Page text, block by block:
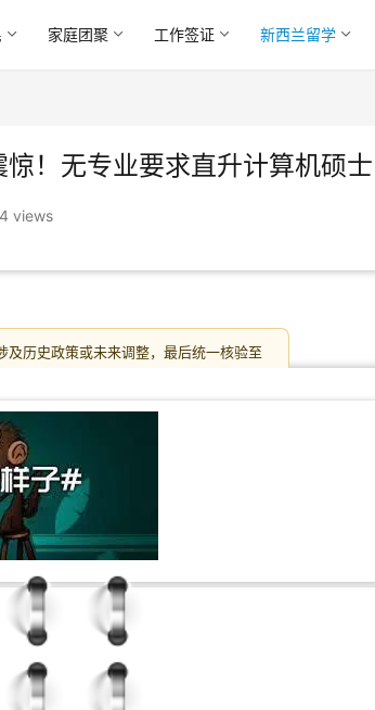
家庭团聚 工作签证 新西兰留学
！无专业要求直升计算机硕
views
及历史政策或未来调整，最后统一核验至